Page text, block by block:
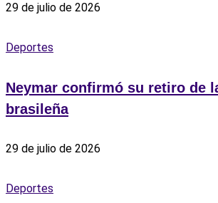
29 de julio de 2026
Deportes
Neymar confirmó su retiro de
brasileña
29 de julio de 2026
Deportes